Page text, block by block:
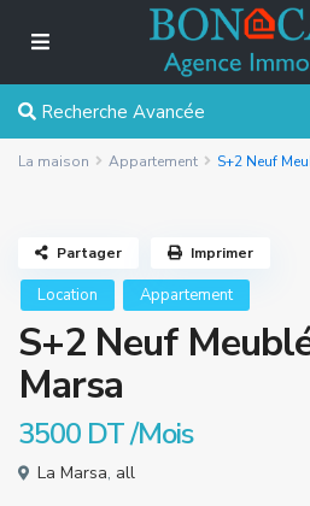
Recherche Avancée
La maison Appartement S+2 Neuf
Location Appartement
S+2 Neuf
Marsa
3500 DT/Mois
La Marsa, all
Partager Imprimer